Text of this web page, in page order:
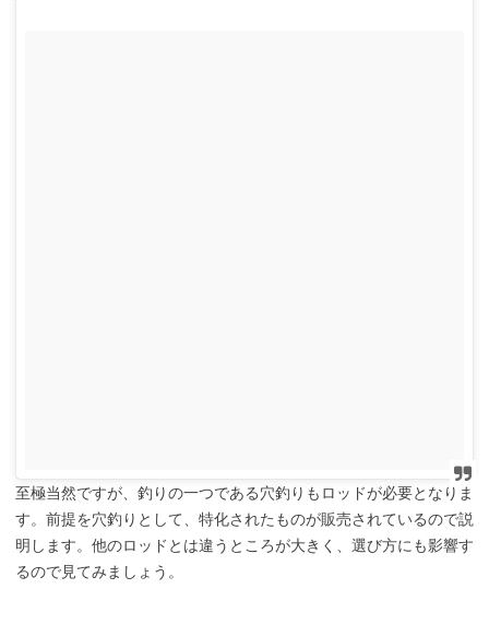
至極当然ですが、釣りの一つである穴釣りもロッドが必要となりま
す。前提を穴釣りとして、特化されたものが販売されているので説
明します。他のロッドとは違うところが大きく、選び方にも影響す
るので見てみましょう。